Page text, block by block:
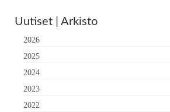
Uutiset | Arkisto
2026
2025
2024
2023
2022